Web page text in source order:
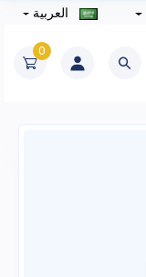
العربية
0